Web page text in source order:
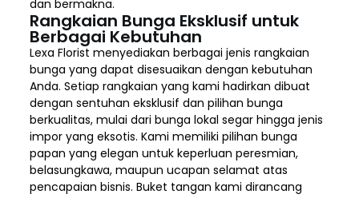
dan bermakna.
Rangkaian Bunga Eksklusif untuk
Berbagai Kebutuhan
Lexa Florist menyediakan berbagai jenis rangkaian
bunga yang dapat disesuaikan dengan kebutuhan
Anda. Setiap rangkaian yang kami hadirkan dibuat
dengan sentuhan eksklusif dan pilihan bunga
berkualitas, mulai dari bunga lokal segar hingga jenis
impor yang eksotis. Kami memiliki pilihan bunga
papan yang elegan untuk keperluan peresmian,
belasungkawa, maupun ucapan selamat atas
pencapaian bisnis. Buket tangan kami dirancang